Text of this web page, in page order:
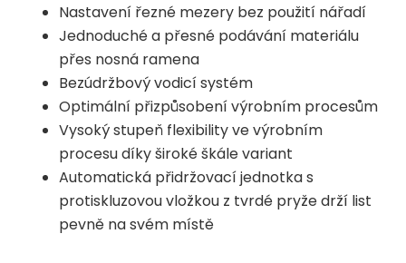
Nastavení řezné mezery bez použití nářadí
Jednoduché a přesné podávání materiálu
přes nosná ramena
Bezúdržbový vodicí systém
Optimální přizpůsobení výrobním procesům
Vysoký stupeň flexibility ve výrobním
procesu díky široké škále variant
Automatická přidržovací jednotka s
protiskluzovou vložkou z tvrdé pryže drží list
pevně na svém místě